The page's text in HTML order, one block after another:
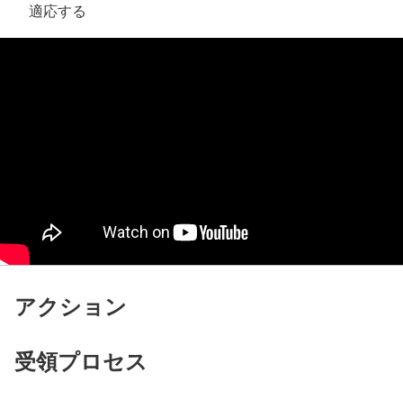
適応する
アクション
受領プロセス